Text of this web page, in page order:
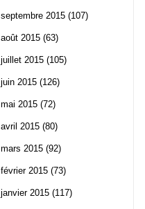
septembre 2015 (107)
août 2015 (63)
juillet 2015 (105)
juin 2015 (126)
mai 2015 (72)
avril 2015 (80)
mars 2015 (92)
février 2015 (73)
janvier 2015 (117)